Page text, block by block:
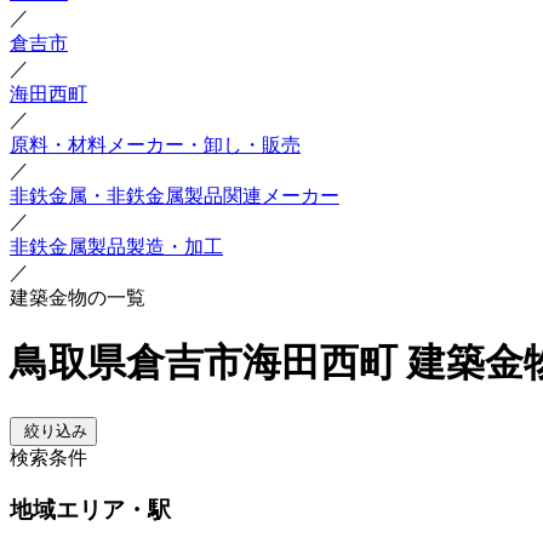
／
倉吉市
／
海田西町
／
原料・材料メーカー・卸し・販売
／
非鉄金属・非鉄金属製品関連メーカー
／
非鉄金属製品製造・加工
／
建築金物の一覧
鳥取県倉吉市海田西町 建築金
絞り込み
検索条件
地域エリア・駅